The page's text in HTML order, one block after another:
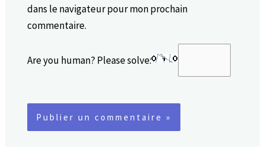
dans le navigateur pour mon prochain
commentaire.
Are you human? Please solve: